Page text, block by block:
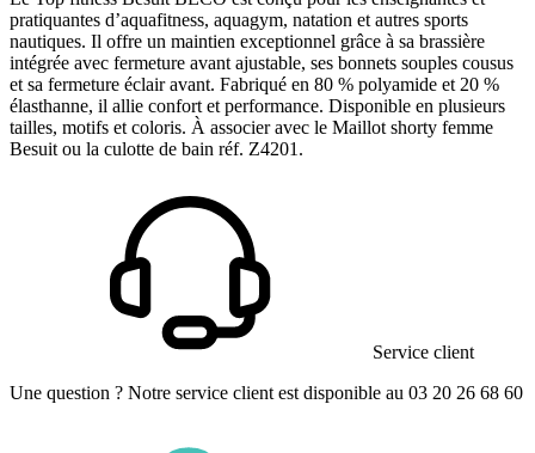
pratiquantes d’aquafitness, aquagym, natation et autres sports
nautiques. Il offre un maintien exceptionnel grâce à sa brassière
intégrée avec fermeture avant ajustable, ses bonnets souples cousus
et sa fermeture éclair avant. Fabriqué en 80 % polyamide et 20 %
élasthanne, il allie confort et performance. Disponible en plusieurs
tailles, motifs et coloris. À associer avec le Maillot shorty femme
Besuit ou la culotte de bain réf. Z4201.
Service client
Une question ? Notre service client est disponible au 03 20 26 68 60